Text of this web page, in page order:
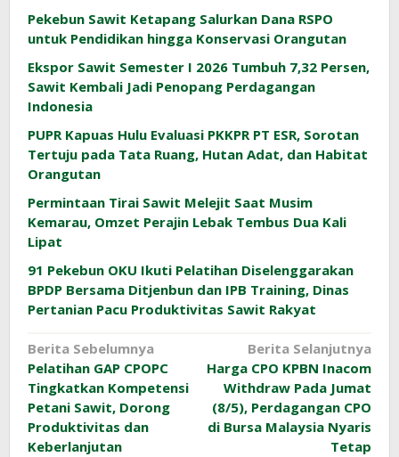
Pekebun Sawit Ketapang Salurkan Dana RSPO
untuk Pendidikan hingga Konservasi Orangutan
Ekspor Sawit Semester I 2026 Tumbuh 7,32 Persen,
Sawit Kembali Jadi Penopang Perdagangan
Indonesia
PUPR Kapuas Hulu Evaluasi PKKPR PT ESR, Sorotan
Tertuju pada Tata Ruang, Hutan Adat, dan Habitat
Orangutan
Permintaan Tirai Sawit Melejit Saat Musim
Kemarau, Omzet Perajin Lebak Tembus Dua Kali
Lipat
91 Pekebun OKU Ikuti Pelatihan Diselenggarakan
BPDP Bersama Ditjenbun dan IPB Training, Dinas
Pertanian Pacu Produktivitas Sawit Rakyat
Navigasi
pos
Berita Sebelumnya
Pelatihan GAP CPOPC
Tingkatkan Kompetensi
Petani Sawit, Dorong
Produktivitas dan
Keberlanjutan
Berita Selanjutnya
Harga CPO KPBN Inacom
Withdraw Pada Jumat
(8/5), Perdagangan CPO
di Bursa Malaysia Nyaris
Tetap